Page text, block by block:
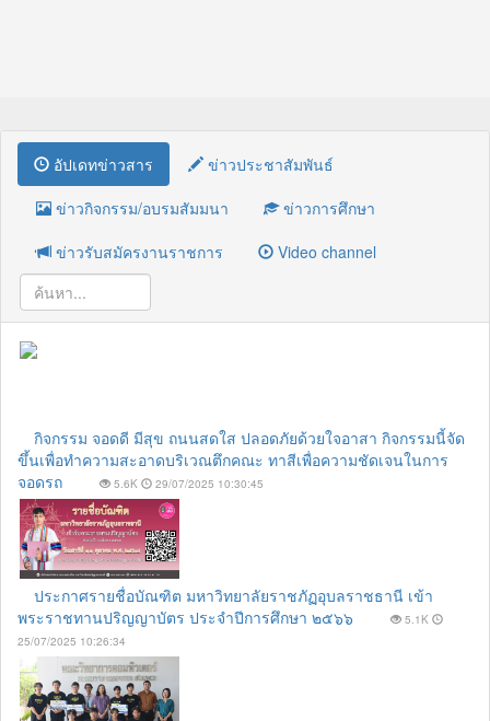
อัปเดทข่าวสาร
ข่าวประชาสัมพันธ์
ข่าวกิจกรรม/อบรมสัมมนา
ข่าวการศึกษา
ข่าวรับสมัครงานราชการ
Video channel
กิจกรรม จอดดี มีสุข ถนนสดใส ปลอดภัยด้วยใจอาสา กิจกรรมนี้จัด
ขึ้นเพื่อทำความสะอาดบริเวณตึกคณะ ทาสีเพื่อความชัดเจนในการ
จอดรถ
5.6K 29/07/2025 10:30:45
ประกาศรายชื่อบัณฑิต มหาวิทยาลัยราชภัฏอุบลราชธานี เข้า
พระราชทานปริญญาบัตร ประจำปีการศึกษา ๒๕๖๖
5.1K
25/07/2025 10:26:34